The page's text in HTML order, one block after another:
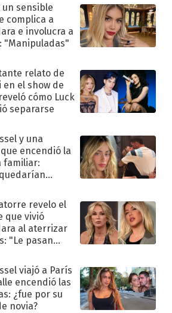
un sensible
complica a
e involucra a
"Manipuladas"
relato de
en el show de
cómo Luck
separarse
y una
encendió la
familiar:
revelo el
que vivió
al aterrizar
"Le pasan
viajó a París
encendió las
¿fue por su
novia?